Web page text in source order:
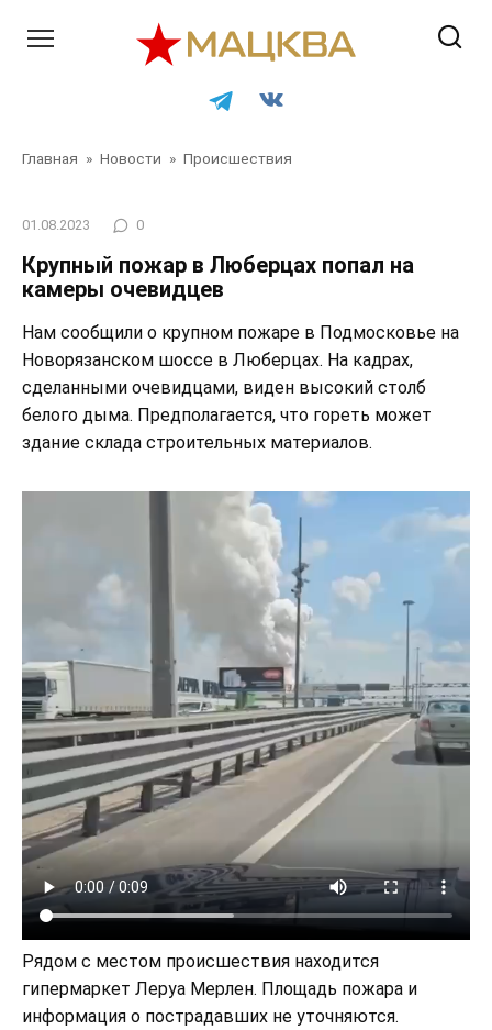
Главная » Новости » Происшествия
01.08.2023 0
Крупный пожар в Люберцах попал на
камеры очевидцев
Нам сообщили о крупном пожаре в Подмосковье на
Новорязанском шоссе в Люберцах. На кадрах,
сделанными очевидцами, виден высокий столб
белого дыма. Предполагается, что гореть может
здание склада строительных материалов.
Рядом с местом происшествия находится
гипермаркет Леруа Мерлен. Площадь пожара и
информация о пострадавших не уточняются.